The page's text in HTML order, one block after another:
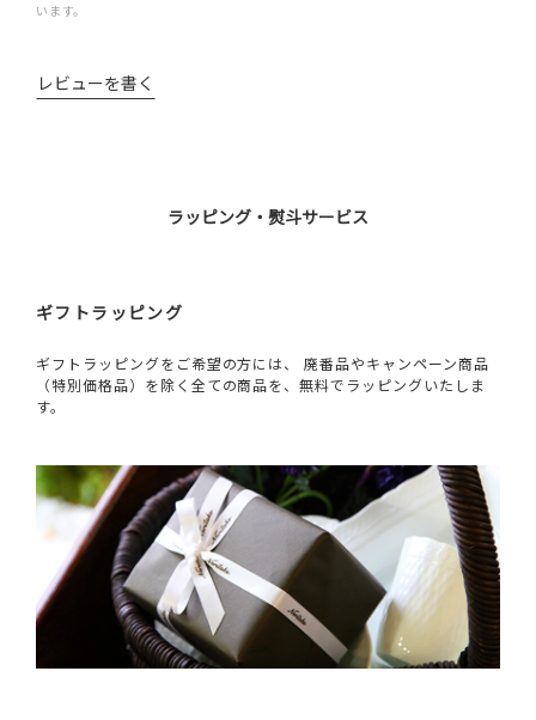
います。
レビューを書く
ラッピング・熨斗サービス
ギフトラッピング
ギフトラッピングをご希望の方には、 廃番品やキャンペーン商品
（特別価格品）を除く全ての商品を、無料でラッピングいたしま
す。